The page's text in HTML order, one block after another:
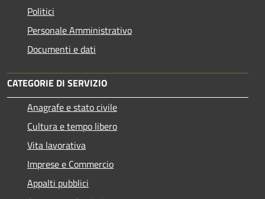
Politici
Personale Amministrativo
Documenti e dati
CATEGORIE DI SERVIZIO
Anagrafe e stato civile
Cultura e tempo libero
Vita lavorativa
Imprese e Commercio
Appalti pubblici